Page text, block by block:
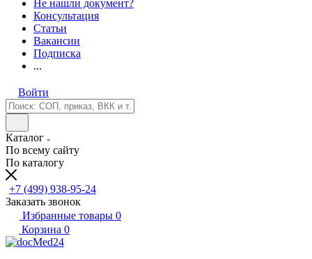
Не нашли документ?
Консультация
Статьи
Вакансии
Подписка
...
Войти
Каталог
По всему сайту
По каталогу
+7 (499) 938-95-24
Заказать звонок
Избранные товары 0
Корзина 0